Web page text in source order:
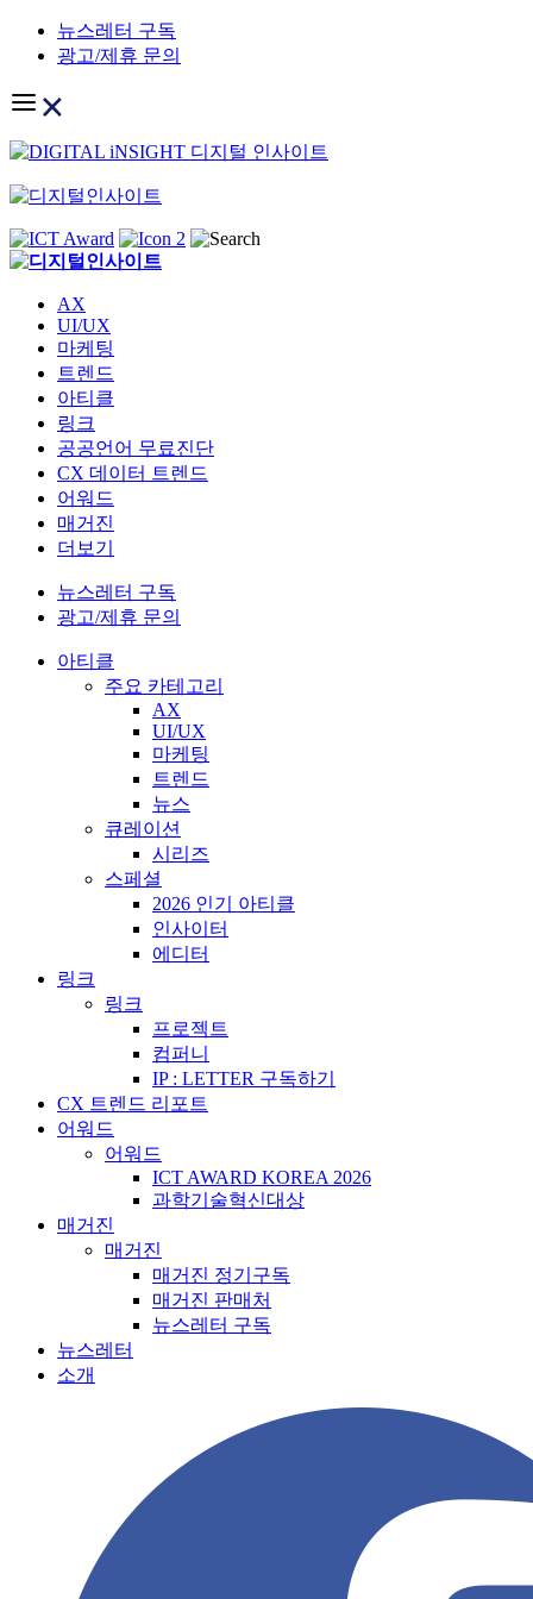
Skip
content
뉴스레터 구독
광고/제휴 문의
AX
UI/UX
마케팅
트렌드
아티클
링크
공공언어 무료진단
CX 데이터 트렌드
어워드
매거진
더보기
뉴스레터 구독
광고/제휴 문의
아티클
주요 카테고리
AX
UI/UX
마케팅
트렌드
뉴스
큐레이션
시리즈
스페셜
2026 인기 아티클
인사이터
에디터
링크
링크
프로젝트
컴퍼니
IP : LETTER 구독하기
CX 트렌드 리포트
어워드
어워드
ICT AWARD KOREA 2026
과학기술혁신대상
매거진
매거진
매거진 정기구독
매거진 판매처
뉴스레터 구독
뉴스레터
소개